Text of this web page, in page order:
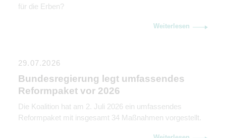
für die Erben?
Weiterlesen
29.07.2026
Bundesregierung legt umfassendes
Reformpaket vor 2026
Die Koalition hat am 2. Juli 2026 ein umfassendes
Reformpaket mit insgesamt 34 Maßnahmen vorgestellt.